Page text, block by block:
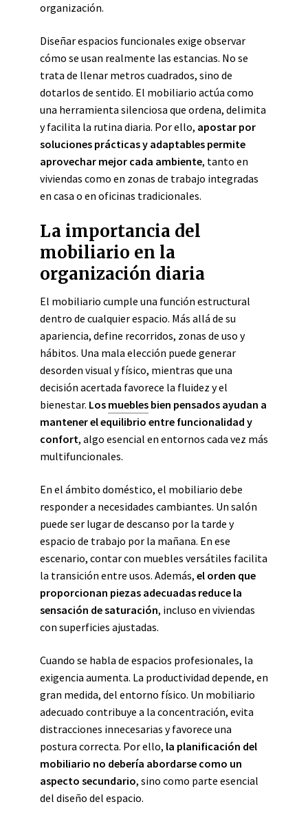
organización.
Diseñar espacios funcionales exige observar
cómo se usan realmente las estancias. No se
trata de llenar metros cuadrados, sino de
dotarlos de sentido. El mobiliario actúa como
una herramienta silenciosa que ordena, delimita
y facilita la rutina diaria. Por ello, apostar por
soluciones prácticas y adaptables permite
aprovechar mejor cada ambiente, tanto en
viviendas como en zonas de trabajo integradas
en casa o en oficinas tradicionales.
La importancia del
mobiliario en la
organización diaria
El mobiliario cumple una función estructural
dentro de cualquier espacio. Más allá de su
apariencia, define recorridos, zonas de uso y
hábitos. Una mala elección puede generar
desorden visual y físico, mientras que una
decisión acertada favorece la fluidez y el
bienestar. Los muebles bien pensados ayudan a
mantener el equilibrio entre funcionalidad y
confort, algo esencial en entornos cada vez más
multifuncionales.
En el ámbito doméstico, el mobiliario debe
responder a necesidades cambiantes. Un salón
puede ser lugar de descanso por la tarde y
espacio de trabajo por la mañana. En ese
escenario, contar con muebles versátiles facilita
la transición entre usos. Además, el orden que
proporcionan piezas adecuadas reduce la
sensación de saturación, incluso en viviendas
con superficies ajustadas.
Cuando se habla de espacios profesionales, la
exigencia aumenta. La productividad depende, en
gran medida, del entorno físico. Un mobiliario
adecuado contribuye a la concentración, evita
distracciones innecesarias y favorece una
postura correcta. Por ello, la planificación del
mobiliario no debería abordarse como un
aspecto secundario, sino como parte esencial
del diseño del espacio.